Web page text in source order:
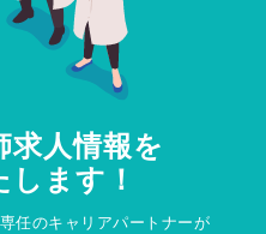
求人情報を
ます！
任のキャリアパートナーが